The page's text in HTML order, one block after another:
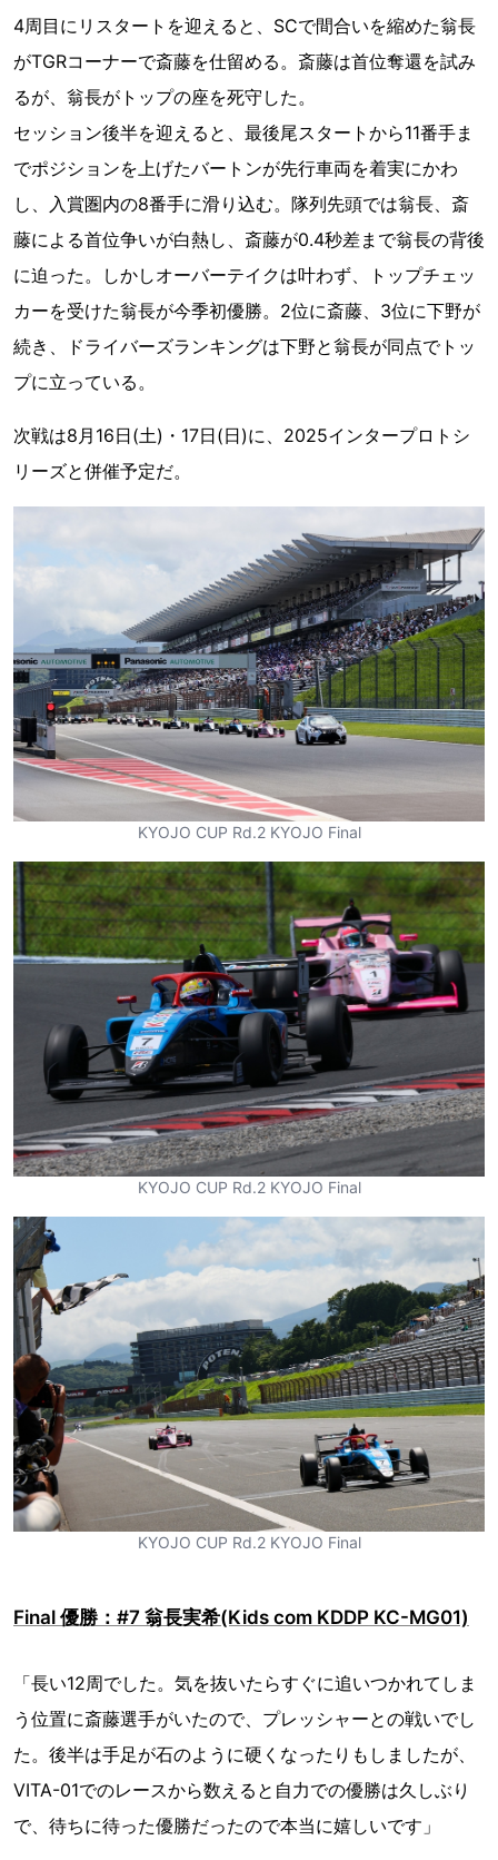
4周目にリスタートを迎えると、SCで間合いを縮めた翁長
がTGRコーナーで斎藤を仕留める。斎藤は首位奪還を試み
るが、翁長がトップの座を死守した。
セッション後半を迎えると、最後尾スタートから11番手ま
でポジションを上げたバートンが先行車両を着実にかわ
し、入賞圏内の8番手に滑り込む。隊列先頭では翁長、斎
藤による首位争いが白熱し、斎藤が0.4秒差まで翁長の背後
に迫った。しかしオーバーテイクは叶わず、トップチェッ
カーを受けた翁長が今季初優勝。2位に斎藤、3位に下野が
続き、ドライバーズランキングは下野と翁長が同点でトッ
プに立っている。
次戦は8月16日(土)・17日(日)に、2025インタープロトシ
リーズと併催予定だ。
KYOJO CUP Rd.2 KYOJO Final
KYOJO CUP Rd.2 KYOJO Final
KYOJO CUP Rd.2 KYOJO Final
Final 優勝：#7 翁長実希(Kids com KDDP KC-MG01)
「長い12周でした。気を抜いたらすぐに追いつかれてしま
う位置に斎藤選手がいたので、プレッシャーとの戦いでし
た。後半は手足が石のように硬くなったりもしましたが、
VITA-01でのレースから数えると自力での優勝は久しぶり
で、待ちに待った優勝だったので本当に嬉しいです」